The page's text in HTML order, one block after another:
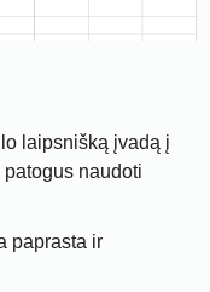
laipsnišką įvadą į
naudoti
paprasta ir